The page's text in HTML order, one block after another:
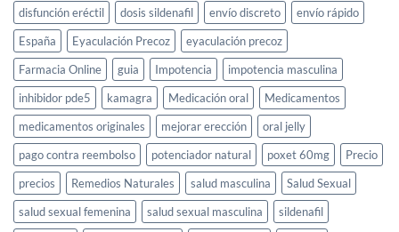
usarlo
disfunción eréctil
dosis sildenafil envío discreto
envío rápido
España
Eyaculación Precoz
eyaculación precoz
Farmacia Online
guia Impotencia
impotencia masculina
inhibidor pde5
kamagra Medicación oral
Medicamentos
medicamentos originales
mejorar erección
oral jelly
pago contra reembolso
potenciador natural poxet 60mg
Precio
precios
Remedios Naturales salud masculina
Salud Sexual
salud sexual femenina
salud sexual masculina
sildenafil